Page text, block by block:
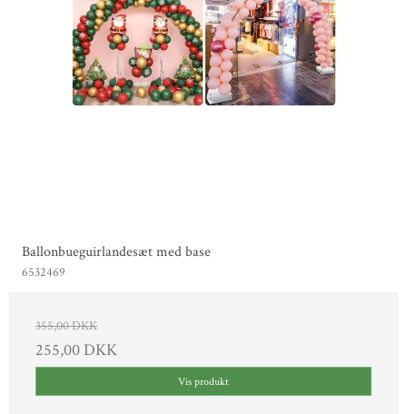
Ballonbueguirlandesæt med base
6532469
355,00 DKK
255,00 DKK
Vis produkt